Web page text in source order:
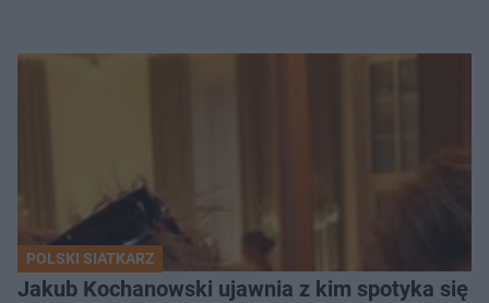
POLSKI SIATKARZ
Jakub Kochanowski ujawnia z kim spotyka się